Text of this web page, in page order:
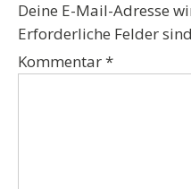
Deine E-Mail-Adresse
Erforderliche Felder
Kommentar*